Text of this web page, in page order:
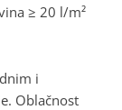
≥ 20 l/m²
i
Oblačnost